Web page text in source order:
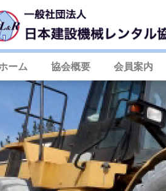
ーム
協会概要 会員案内